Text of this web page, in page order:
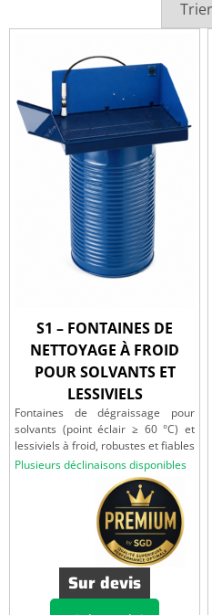
S1 – FONTAINES DE
NETTOYAGE À FROID
POUR SOLVANTS ET
LESSIVIELS
Fontaines de dégraissage pour
solvants (point éclair ≥ 60 °C) et
lessiviels à froid, robustes et fiables
Plusieurs déclinaisons disponibles
Sur devis